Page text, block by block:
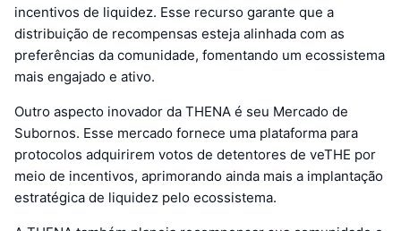
incentivos de liquidez. Esse recurso garante que a
distribuição de recompensas esteja alinhada com as
preferências da comunidade, fomentando um ecossistema
mais engajado e ativo.
Outro aspecto inovador da THENA é seu Mercado de
Subornos. Esse mercado fornece uma plataforma para
protocolos adquirirem votos de detentores de veTHE por
meio de incentivos, aprimorando ainda mais a implantação
estratégica de liquidez pelo ecossistema.